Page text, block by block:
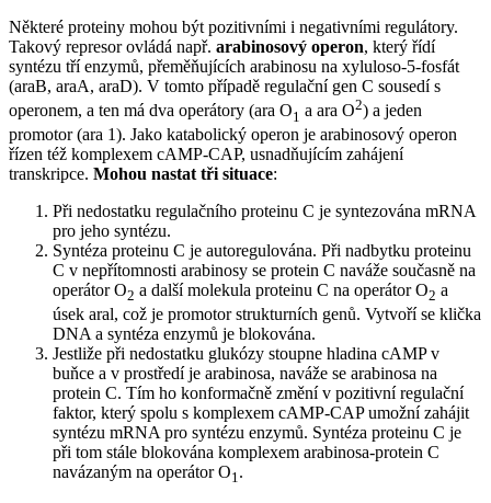
Některé proteiny mohou být pozitivními i negativními regulátory.
Takový represor ovládá např. arabinosový operon, který řídí
syntézu tří enzymů, přeměňujících arabinosu na xyluloso-5-fosfát
(araB, araA, araD). V tomto případě regulační gen C sousedí s
operonem, a ten má dva operátory (ara O1 a ara O2) a jeden
promotor (ara 1). Jako katabolický operon je arabinosový operon
řízen též komplexem cAMP-CAP, usnadňujícím zahájení
transkripce. Mohou nastat tři situace:
Při nedostatku regulačního proteinu C je syntezována mRNA
pro jeho syntézu.
Syntéza proteinu C je autoregulována. Při nadbytku proteinu
C v nepřítomnosti arabinosy se protein C naváže současně na
operátor O2 a další molekula proteinu C na operátor O2 a
úsek aral, což je promotor strukturních genů. Vytvoří se klička
DNA a syntéza enzymů je blokována.
Jestliže při nedostatku glukózy stoupne hladina cAMP v
buňce a v prostředí je arabinosa, naváže se arabinosa na
protein C. Tím ho konformačně změní v pozitivní regulační
faktor, který spolu s komplexem cAMP-CAP umožní zahájit
syntézu mRNA pro syntézu enzymů. Syntéza proteinu C je
při tom stále blokována komplexem arabinosa-protein C
navázaným na operátor O1.